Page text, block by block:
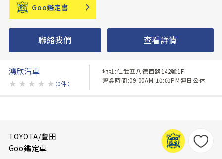
Goo鑑定書
聯絡我們 查看詳情
鴻欣汽車
★ ★ ★ ★ ★ （0件）
地址:仁武區八德西路142號1F
營業時間:09:00AM-10:00PM週日公休
TOYOTA/豐田
Goo鑑定車